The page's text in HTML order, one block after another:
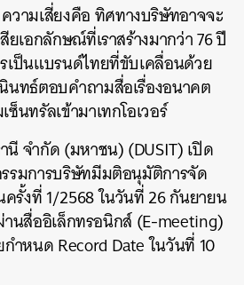
วามเสี่ยงคือ ทิศทางบริษัทอาจจะ
ยเอกลักษณ์ที่เราสร้างมากว่า 76 ปี
เป็นแบรนด์ไทยที่ขับเคลื่อนด้วย
นทธ์ตอบคำถามสื่อเรื่องอนาคต
นทรัลเข้ามาเทกโอเวอร์
จํากัด (มหาชน) (DUSIT) เปิด
รมการบริษัทมีมติอนุมัติการจัด
งที่ 1/2568 ในวันที่ 26 กันยายน
านสื่ออิเล็กทรอนิกส์ (E-meeting)
าหนด Record Date ในวันที่ 10